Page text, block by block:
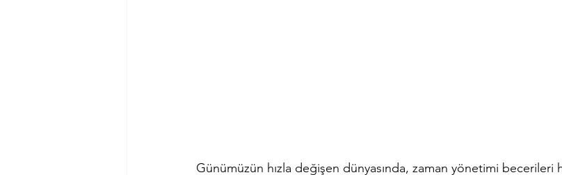
Günümüzün hızla değişen dünyasında, zaman yönetimi becerileri